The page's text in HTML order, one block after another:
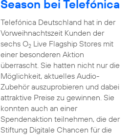
Season bei Telefónica
Telefónica Deutschland hat in der
Vorweihnachtszeit Kunden der
sechs O2Live Flagship Stores mit
einer besonderen Aktion
überrascht. Sie hatten nicht nur die
Möglichkeit, aktuelles Audio-
Zubehör auszuprobieren und dabei
attraktive Preise zu gewinnen. Sie
konnten auch an einer
Spendenaktion teilnehmen, die der
Stiftung Digitale Chancen für die